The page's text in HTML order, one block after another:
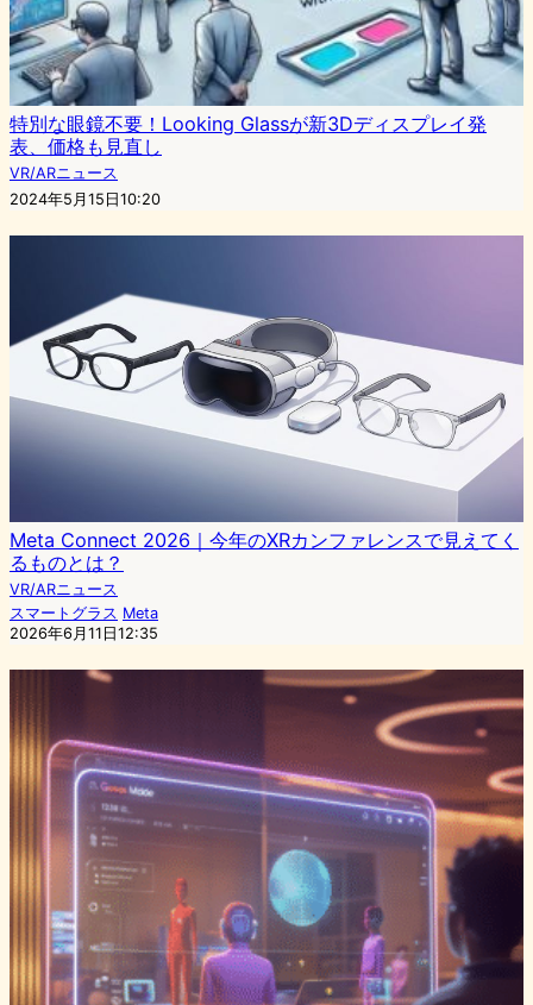
特別な眼鏡不要！Looking Glassが新3Dディスプレイ発
表、価格も見直し
VR/ARニュース
2024年5月15日10:20
Meta Connect 2026｜今年のXRカンファレンスで見えてく
るものとは？
VR/ARニュース
スマートグラス Meta
2026年6月11日12:35